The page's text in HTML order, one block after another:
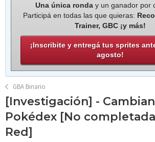
Una única ronday un ganador por
Participá en todas las que quieras:
Trainer, GBC ¡y más!
¡Inscribite y entregá tus sprites
agosto!
GBA Binario
[Investigación] -
Pokédex [No
Red]